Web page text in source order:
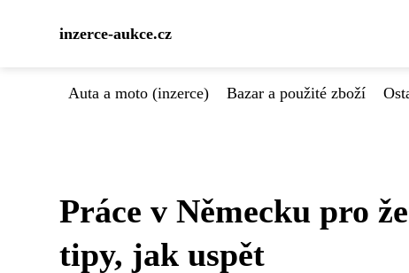
inzerce-aukce.cz
Auta a moto (inzerce) Bazar a použité zboží
Práce v Německu pro
tipy, jak uspět